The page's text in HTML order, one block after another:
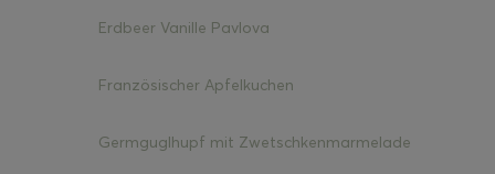
Erdbeer Vanille Pavlova
Französischer Apfelkuchen
Germguglhupf mit Zwetschkenmarmelade